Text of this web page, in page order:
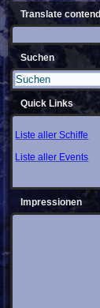
Translate contend
Suchen
Quick Links
Liste aller Schiffe
Liste aller Events
Impressionen